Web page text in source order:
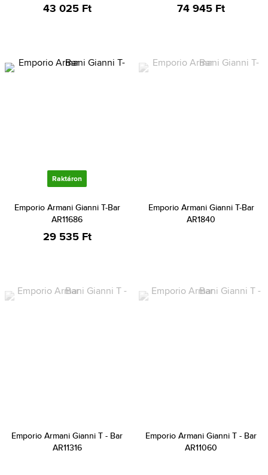
43 025 Ft 74 945 Ft
Raktáron
Emporio Armani Gianni T-Bar
AR11686
29 535 Ft
Emporio Armani Gianni T-Bar
AR1840
Emporio Armani Gianni T - Bar
AR11316
Emporio Armani Gianni T - Bar
AR11060